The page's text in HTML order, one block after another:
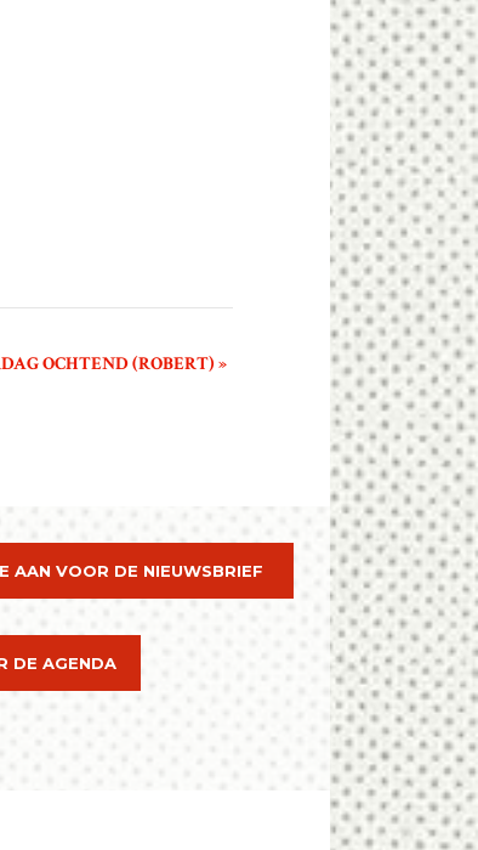
OCHTEND (ROBERT) »
AAN VOOR DE NIEUWSBRIEF
DE AGENDA